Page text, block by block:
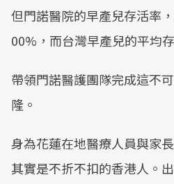
但門諾醫院的早產兒存活率
00%，而台灣早產兒的平均
帶領門諾醫護團隊完成這不
隆。
身為花蓮在地醫療人員與家
其實是不折不扣的香港人。